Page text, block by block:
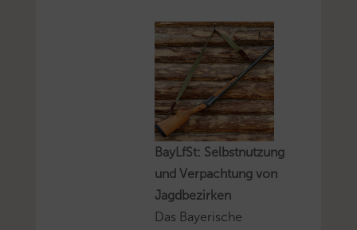
BayLfSt: Selbstnutzung
und Verpachtung von
Jagdbezirken
Das Bayerische